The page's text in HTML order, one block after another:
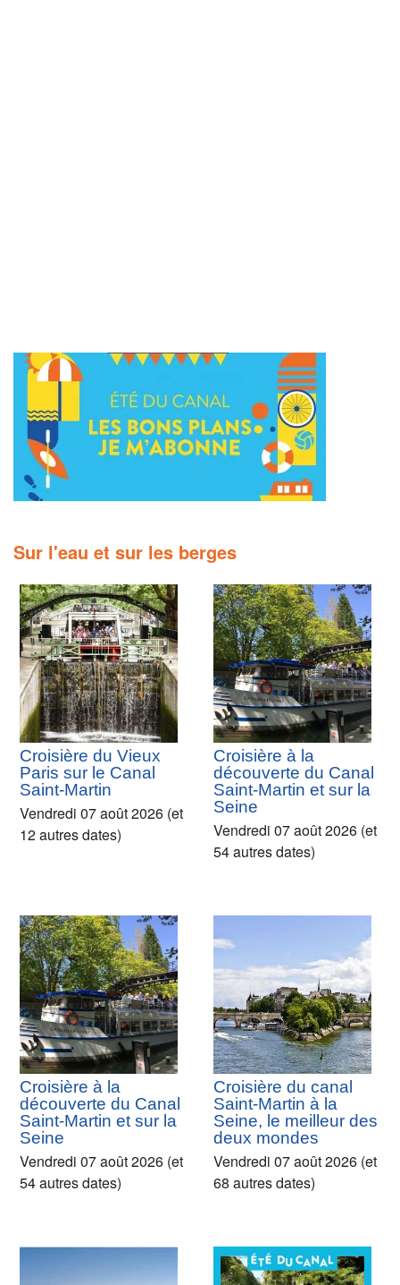
Sur l'eau et sur les berges
Croisière du Vieux
Paris sur le Canal
Saint-Martin
Vendredi 07 août 2026 (et
12 autres dates)
Croisière à la
découverte du Canal
Saint-Martin et sur la
Seine
Vendredi 07 août 2026 (et
54 autres dates)
Croisière à la
découverte du Canal
Saint-Martin et sur la
Seine
Vendredi 07 août 2026 (et
54 autres dates)
Croisière du canal
Saint-Martin à la
Seine, le meilleur des
deux mondes
Vendredi 07 août 2026 (et
68 autres dates)